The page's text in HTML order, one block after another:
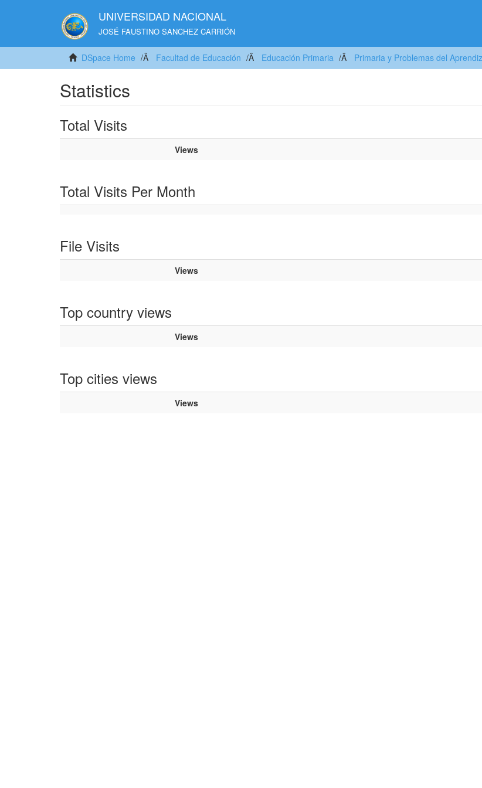
UNIVERSIDAD NACIONAL
JOSÉ FAUSTINO SANCHEZ CARRIÓN
DSpace Home Facultad de Educación Educación Primaria Primaria y Problemas del
Statistics
Total Visits
Views
Total Visits Per Month
File Visits
Views
Top country views
Views
Top cities views
Views